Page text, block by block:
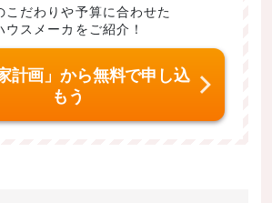
こだわりや予算に合わせた
ウスメーカをご紹介！
計画」から無料で申し込
もう